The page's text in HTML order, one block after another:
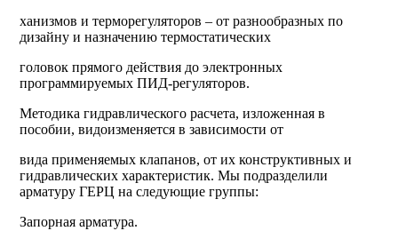
ханизмов и терморегуляторов – от разнообразных по
дизайну и назначению термостатических
головок прямого действия до электронных
программируемых ПИД-регуляторов.
Методика гидравлического расчета, изложенная в
пособии, видоизменяется в зависимости от
вида применяемых клапанов, от их конструктивных и
гидравлических характеристик. Мы подразделили
арматуру ГЕРЦ на следующие группы:
Запорная арматура.